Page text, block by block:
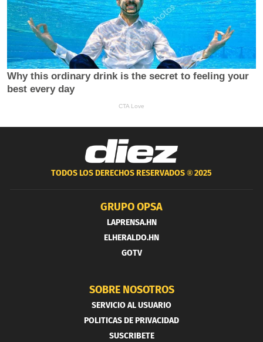
TODOS LOS DERECHOS RESERVADOS ®2025
GRUPO OPSA
LAPRENSA.HN
ELHERALDO.HN
GOTV
SOBRE NOSOTROS
SERVICIO AL USUARIO
POLITICAS DE PRIVACIDAD
SUSCRIBETE